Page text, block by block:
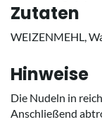
Zutaten
WEIZENMEHL,
Hinweise
Die Nudeln in
Anschließend